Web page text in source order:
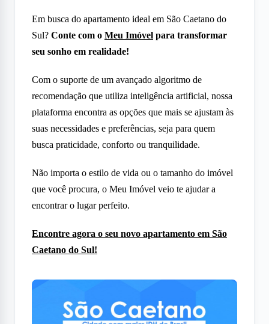
Em busca do apartamento ideal em São Caetano do
Sul? Conte com o Meu Imóvel para transformar
seu sonho em realidade!
Com o suporte de um avançado algoritmo de
recomendação que utiliza inteligência artificial, nossa
plataforma encontra as opções que mais se ajustam às
suas necessidades e preferências, seja para quem
busca praticidade, conforto ou tranquilidade.
Não importa o estilo de vida ou o tamanho do imóvel
que você procura, o Meu Imóvel veio te ajudar a
encontrar o lugar perfeito.
Encontre agora o seu novo apartamento em São
Caetano do Sul!